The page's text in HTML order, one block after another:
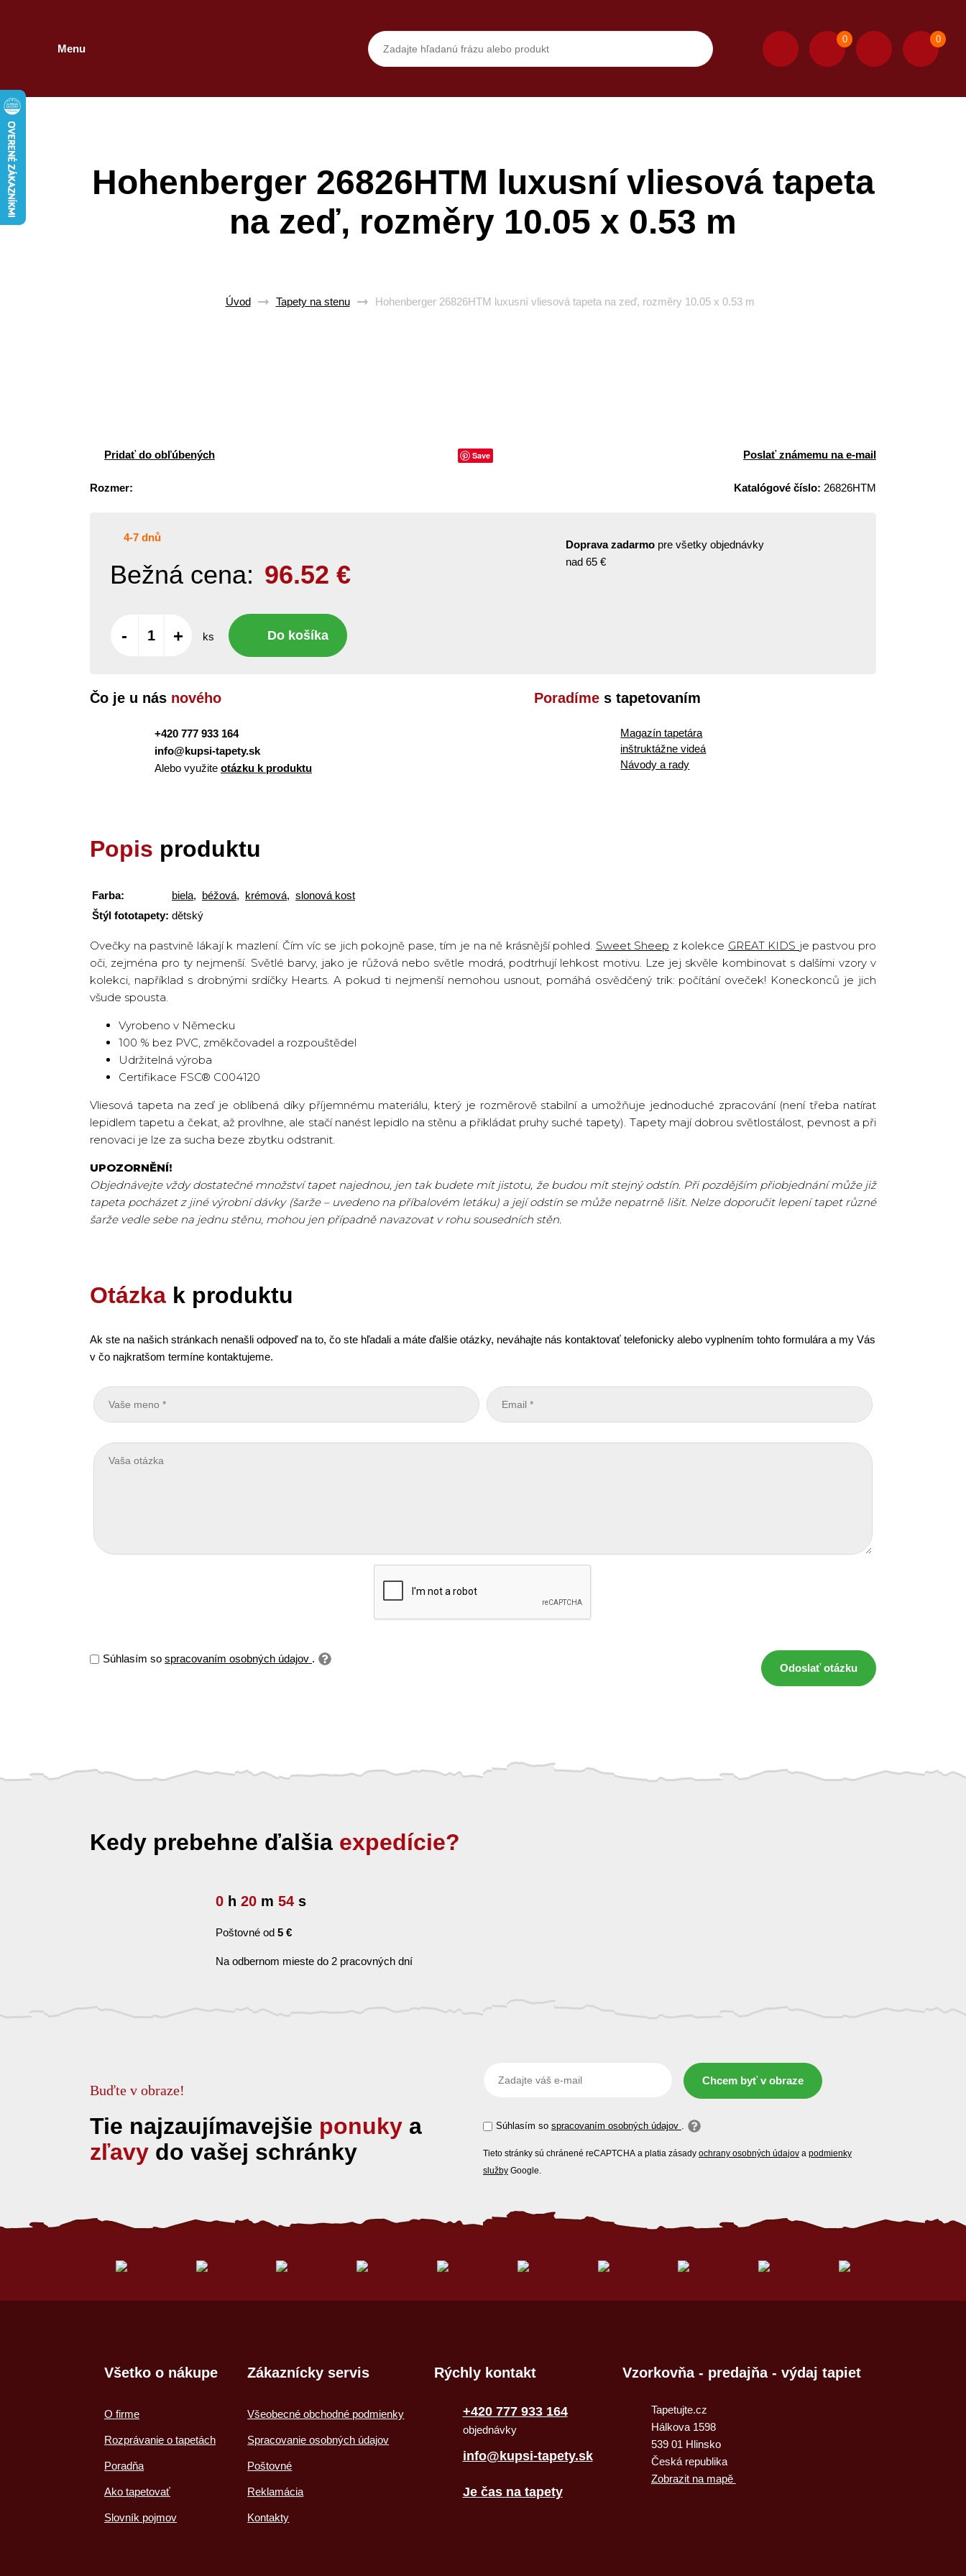
Menu
0 0
Hohenberger 26826HTM luxusní vliesová tapeta
na zeď, rozměry 10.05 x 0.53 m
Úvod Tapety na stenu Hohenberger 26826HTM luxusní vliesová tapeta na zeď, rozměry 10.05 x 0.53 m
Pridať do obľúbených Save Poslať známemu na e-mail
Rozmer: Katalógové číslo: 26826HTM
4-7 dnů
Bežná cena: 96.52 €
- + ks Do košíka
Doprava zadarmo pre všetky objednávky
nad 65 €
Čo je u nás nového
+420 777 933 164
info@kupsi-tapety.sk
Alebo využite otázku k produktu
Poradíme s tapetovaním
Magazín tapetára
inštruktážne videá
Návody a rady
Popis produktu
Farba: biela, béžová, krémová, slonová kost
Štýl fototapety: dětský
Ovečky na pastvině lákají k mazlení. Čím víc se jich pokojně pase, tím je na ně krásnější pohled. Sweet Sheep z kolekce GREAT KIDS je pastvou pro
oči, zejména pro ty nejmenší. Světlé barvy, jako je růžová nebo světle modrá, podtrhují lehkost motivu. Lze jej skvěle kombinovat s dalšími vzory v
kolekci, například s drobnými srdíčky Hearts. A pokud ti nejmenší nemohou usnout, pomáhá osvědčený trik: počítání oveček! Koneckonců je jich
všude spousta.
Vyrobeno v Německu
100 % bez PVC, změkčovadel a rozpouštědel
Udržitelná výroba
Certifikace FSC® C004120
Vliesová tapeta na zeď je oblíbená díky příjemnému materiálu, který je rozměrově stabilní a umožňuje jednoduché zpracování (není třeba natírat
lepidlem tapetu a čekat, až provlhne, ale stačí nanést lepidlo na stěnu a přikládat pruhy suché tapety). Tapety mají dobrou světlostálost, pevnost a při
renovaci je lze za sucha beze zbytku odstranit.
UPOZORNĚNÍ!
Objednávejte vždy dostatečné množství tapet najednou, jen tak budete mít jistotu, že budou mít stejný odstín. Při pozdějším přiobjednání může již
tapeta pocházet z jiné výrobní dávky (šarže – uvedeno na příbalovém letáku) a její odstín se může nepatrně lišit. Nelze doporučit lepení tapet různé
šarže vedle sebe na jednu stěnu, mohou jen případně navazovat v rohu sousedních stěn.
Otázka k produktu
Ak ste na našich stránkach nenašli odpoveď na to, čo ste hľadali a máte ďalšie otázky, neváhajte nás kontaktovať telefonicky alebo vyplnením tohto formulára a my Vás
v čo najkratšom termíne kontaktujeme.
Súhlasím so spracovaním osobných údajov .
Odoslať otázku
Kedy prebehne ďalšia expedície?
0 h 20 m 52 s
Poštovné od 5 €
Na odbernom mieste do 2 pracovných dní
Buďte v obraze!
Tie najzaujímavejšie ponuky a
zľavy do vašej schránky
Chcem byť v obraze
Súhlasím so spracovaním osobných údajov .
Tieto stránky sú chránené reCAPTCHA a platia zásady ochrany osobných údajov a podmienky
služby Google.
Všetko o nákupe
O firme
Rozprávanie o tapetách
Poradňa
Ako tapetovať
Slovník pojmov
Zákaznícky servis
Všeobecné obchodné podmienky
Spracovanie osobných údajov
Poštovné
Reklamácia
Kontakty
Rýchly kontakt
+420 777 933 164
objednávky
info@kupsi-tapety.sk
Je čas na tapety
Vzorkovňa - predajňa - výdaj tapiet
Tapetujte.cz
Hálkova 1598
539 01 Hlinsko
Česká republika
Zobrazit na mapě